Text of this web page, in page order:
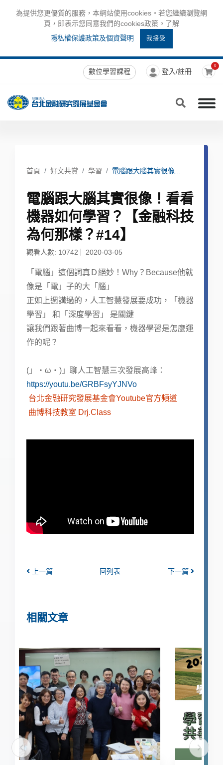
為提供您更優質的服務，本網站使用cookies。若您繼續瀏覽網
頁，即表示您同意我們的cookies政策。了解
隱私權保護政策及個資聲明
我接受
數位學習課程 登入/註冊
0
首頁 好文共賞 學習 電腦跟大腦其實很像...
電腦跟大腦其實很像！看看
機器如何學習？【金融科技
為何那樣？#14】
觀看人數: 10742 2020-03-05
「電腦」這個詞真Ｄ絕妙！Why？Because他就
像是「電」子的大「腦」
正如上週講過的，人工智慧發展要成功，「機器
學習」 和「深度學習」 是關鍵
讓我們跟著曲博一起來看看，機器學習是怎麼運
作的呢？
(」・ω・)」聊人工智慧三次發展高峰：
https://youtu.be/GRBFsyYJNVo
台北金融研究發展基金會Youtube官方頻道
曲博科技教室 Drj.Class
上一篇 回列表 下一篇
相關文章